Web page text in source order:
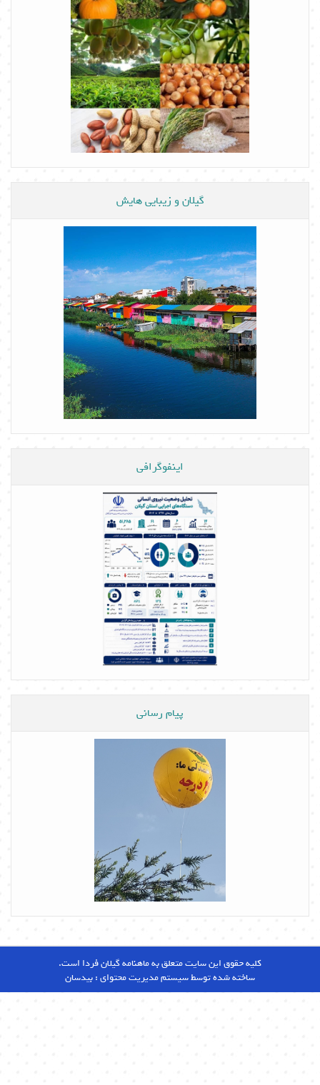
گیلان و زیبایی هایش
اینفوگرافی
پیام رسانی
کلیه حقوق این سایت متعلق به ماهنامه گیلان فردا است.
ساخته شده توسط سیستم مدیریت محتوای :بیدسان